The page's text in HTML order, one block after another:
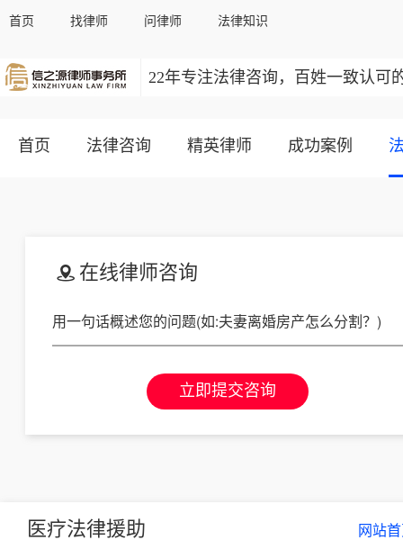
首页 找律师 问律师 法律知识
22年专注法律咨询，百姓一致认可
首页 法律咨询 精英律师 成功案例
在线律师咨询
立即提交咨询
医疗法律援助 网站